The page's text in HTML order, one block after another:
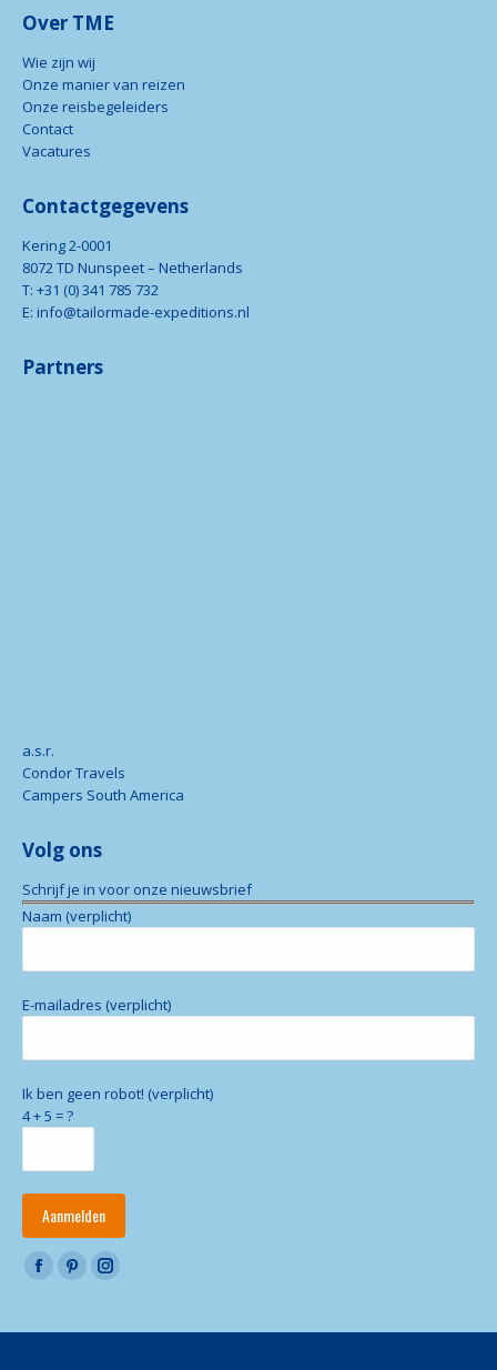
Over TME
Wie zijn wij
Onze manier van reizen
Onze reisbegeleiders
Contact
Vacatures
Contactgegevens
Kering 2-0001
8072 TD Nunspeet – Netherlands
T: +31 (0) 341 785 732
E: info@tailormade-expeditions.nl
Partners
a.s.r.
Condor Travels
Campers South America
Volg ons
Schrijf je in voor onze nieuwsbrief
Naam (verplicht)
E-mailadres (verplicht)
Ik ben geen robot! (verplicht)
4 + 5 = ?
Vind ons op:
Facebook
opens
Pinterest
opens
Instagram
opens